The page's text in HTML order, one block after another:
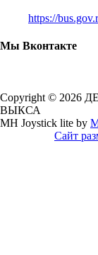
https://
Мы Вконтакте
Copyright ©
ВЫКСА
MH Joystick lite by
Сайт